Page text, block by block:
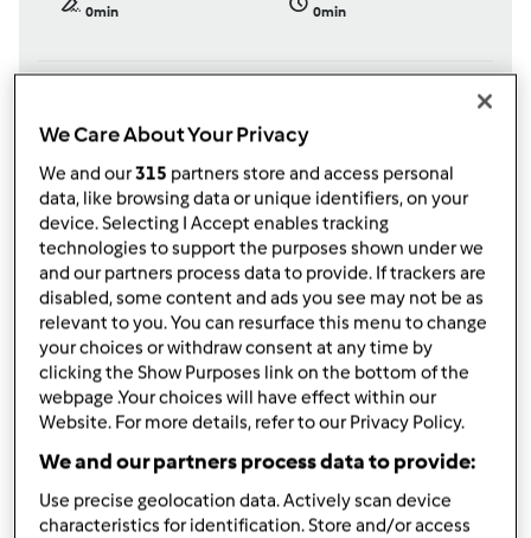
0min
0min
----
por Damiana Ferreira
published: 03.08.2022
Adicionar às minhas coleções
Partilhar receita
Criar uma variante
We Care About Your Privacy
We and our315 partners store and access personal
data, like browsing data or unique identifiers, on your
device. Selecting I Accept enables tracking
technologies to support the purposes shown under we
and our partners process data to provide. If trackers are
disabled, some content and ads you see may not be as
relevant to you. You can resurface this menu to change
your choices or withdraw consent at any time by
clicking the Show Purposes link on the bottom of the
webpage .Your choices will have effect within our
Website. For more details, refer to our Privacy Policy.
We and our partners process data to provide:
Use precise geolocation data. Actively scan device
characteristics for identification. Store and/or access